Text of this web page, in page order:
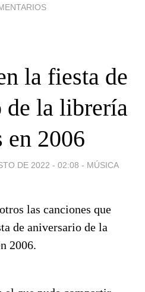
la fiesta de
de la librería
en 2006
DE 2022 - 02:08 - MÚSICA
las canciones que
de aniversario de la
2006.